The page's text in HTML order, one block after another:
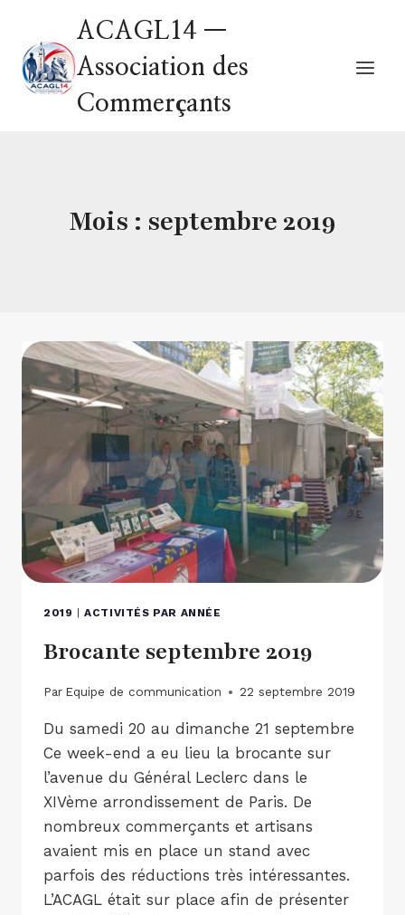
ACAGL14 —
Association des
Commerçants
Mois : septembre 2019
2019 |ACTIVITÉS PAR ANNÉE
Brocante septembre 2019
Par Equipe de communication 22 septembre 2019
Du samedi 20 au dimanche 21 septembre
Ce week-end a eu lieu la brocante sur
l’avenue du Général Leclerc dans le
XIVème arrondissement de Paris. De
nombreux commerçants et artisans
avaient mis en place un stand avec
parfois des réductions très intéressantes.
L’ACAGL était sur place afin de présenter